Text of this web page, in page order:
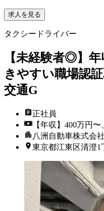
求人を見る
タクシードライバー
【未経験者◎】
きやすい職場認
交通G
正社員
【年収】400万円
八洲自動車株式会
東京都江東区清澄1